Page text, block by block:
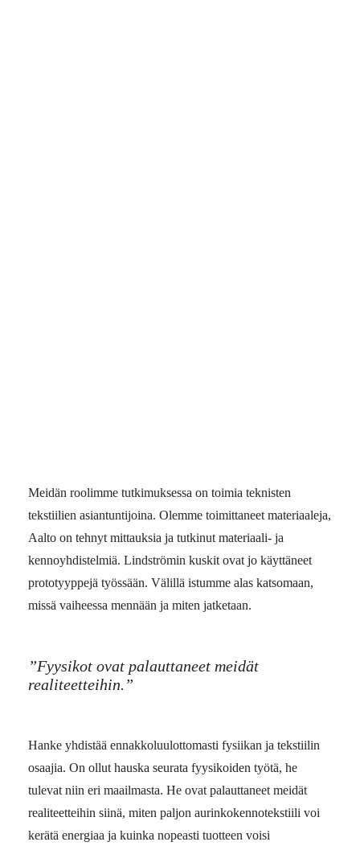
Meidän roolimme tutkimuksessa on toimia teknisten
tekstiilien asiantuntijoina. Olemme toimittaneet materiaaleja,
Aalto on tehnyt mittauksia ja tutkinut materiaali- ja
kennoyhdistelmiä. Lindströmin kuskit ovat jo käyttäneet
prototyyppejä työssään. Välillä istumme alas katsomaan,
missä vaiheessa mennään ja miten jatketaan.
”Fyysikot ovat palauttaneet meidät
realiteetteihin. ”
Hanke yhdistää ennakkoluulottomasti fysiikan ja tekstiilin
osaajia. On ollut hauska seurata fyysikoiden työtä, he
tulevat niin eri maailmasta. He ovat palauttaneet meidät
realiteetteihin siinä, miten paljon aurinkokennotekstiili voi
kerätä energiaa ja kuinka nopeasti tuotteen voisi